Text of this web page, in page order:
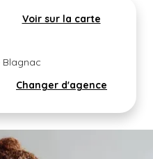
Voir sur la carte
Blagnac
Changer d'agence